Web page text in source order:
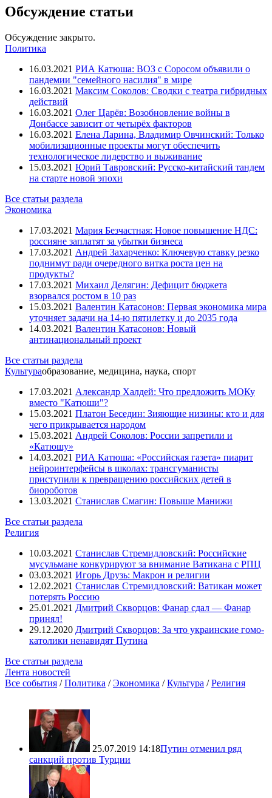
Обсуждение статьи
Обсуждение закрыто.
Политика
16.03.2021 РИА Катюша: ВОЗ с Соросом объявили о
пандемии "семейного насилия" в мире
16.03.2021 Максим Соколов: Сводки с театра гибридных
действий
16.03.2021 Олег Царёв: Возобновление войны в
Донбассе зависит от четырёх факторов
16.03.2021 Елена Ларина, Владимир Овчинский: Только
мобилизационные проекты могут обеспечить
технологическое лидерство и выживание
15.03.2021 Юрий Тавровский: Русско-китайский тандем
на старте новой эпохи
Все статьи раздела
Экономика
17.03.2021 Мария Безчастная: Новое повышение НДС:
россияне заплатят за убытки бизнеса
17.03.2021 Андрей Захарченко: Ключевую ставку резко
поднимут ради очередного витка роста цен на
продукты?
17.03.2021 Михаил Делягин: Дефицит бюджета
взорвался ростом в 10 раз
15.03.2021 Валентин Катасонов: Первая экономика мира
уточняет задачи на 14-ю пятилетку и до 2035 года
14.03.2021 Валентин Катасонов: Новый
антинациональный проект
Все статьи раздела
Культураобразование, медицина, наука, спорт
17.03.2021 Александр Халдей: Что предложить МОКу
вместо "Катюши"?
15.03.2021 Платон Беседин: Зияющие низины: кто и для
чего прикрывается народом
15.03.2021 Андрей Соколов: России запретили и
«Катюшу»
14.03.2021 РИА Катюша: «Российская газета» пиарит
нейроинтерфейсы в школах: трансгуманисты
приступили к превращению российских детей в
биороботов
13.03.2021 Станислав Смагин: Повыше Манижи
Все статьи раздела
Религия
10.03.2021 Станислав Стремидловский: Российские
мусульмане конкурируют за внимание Ватикана с РПЦ
03.03.2021 Игорь Друзь: Макрон и религии
12.02.2021 Станислав Стремидловский: Ватикан может
потерять Россию
25.01.2021 Дмитрий Скворцов: Фанар сдал — Фанар
принял!
29.12.2020 Дмитрий Скворцов: За что украинские гомо-
католики ненавидят Путина
Все статьи раздела
Лента новостей
Все события /Политика /Экономика /Культура /Религия
25.07.2019 14:18Путин отменил ряд
санкций против Турции